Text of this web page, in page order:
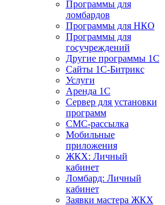
Программы для
ломбардов
Программы для НКО
Программы для
госучреждений
Другие программы 1С
Сайты 1С-Битрикс
Услуги
Аренда 1С
Сервер для установки
программ
СМС-рассылка
Мобильные
приложения
ЖКХ: Личный
кабинет
Ломбард: Личный
кабинет
Заявки мастера ЖКХ